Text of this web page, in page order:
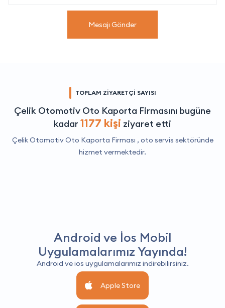
Mesajı Gönder
TOPLAM ZİYARETÇİ SAYISI
Çelik Otomotiv Oto Kaporta Firmasını bugüne
kadar 1177 kişi ziyaret etti
Çelik Otomotiv Oto Kaporta Firması , oto servis sektöründe
hizmet vermektedir.
Android ve İos Mobil
Uygulamalarımız Yayında!
Android ve ios uygulamalarımız indirebilirsiniz.
Apple Store